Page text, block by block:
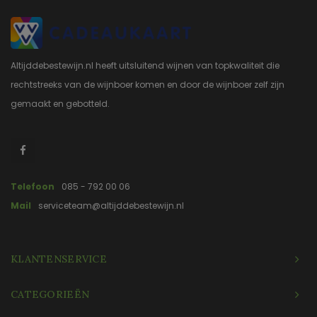
Altijddebestewijn.nl heeft uitsluitend wijnen van topkwaliteit die
rechtstreeks van de wijnboer komen en door de wijnboer zelf zijn
gemaakt en gebotteld.
Telefoon
085 - 792 00 06
Mail
serviceteam@altijddebestewijn.nl
KLANTENSERVICE
CATEGORIEËN